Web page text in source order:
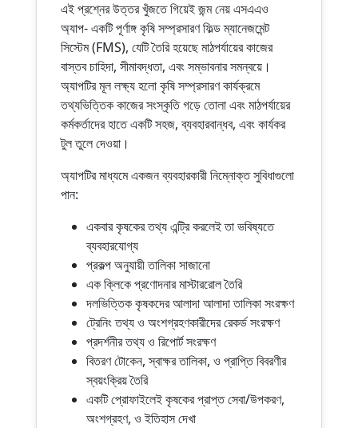
এই প্রশ্নের উত্তর খুঁজতে গিয়েই জন্ম নেয় এসএএও
অ্যাপ- একটি পূর্ণাঙ্গ কৃষি সম্প্রসারণ ফিল্ড ম্যানেজমেন্ট
সিস্টেম (FMS), যেটি তৈরি হয়েছে মাঠপর্যায়ের কাজের
বাস্তব চাহিদা, সীমাবদ্ধতা, এবং সম্ভাবনার সমন্বয়ে।
অ্যাপটির মূল লক্ষ্য হলো কৃষি সম্প্রসারণ কার্যক্রমে
তথ্যভিত্তিক কাজের সংস্কৃতি গড়ে তোলা এবং মাঠপর্যায়ের
কর্মকর্তাদের হাতে একটি সহজ, ব্যবহারবান্ধব, এবং কার্যকর
টুল তুলে দেওয়া।
অ্যাপটির মাধ্যমে একজন ব্যবহারকারী নিম্নোক্ত সুবিধাগুলো
পান:
একবার কৃষকের তথ্য এন্ট্রি করলেই তা ভবিষ্যতে
ব্যবহারযোগ্য
প্রকল্প অনুযায়ী তালিকা সাজানো
এক ক্লিকে প্রণোদনার মাস্টাররোল তৈরি
দলভিত্তিক কৃষকদের আলাদা আলাদা তালিকা সংরক্ষণ
ট্রেনিং তথ্য ও অংশগ্রহণকারীদের রেকর্ড সংরক্ষণ
প্রদর্শনীর তথ্য ও রিপোর্ট সংরক্ষণ
বিতরণ টোকেন, স্বাক্ষর তালিকা, ও প্রাপ্তি বিবরণীর
স্বয়ংক্রিয় তৈরি
একটি প্রোফাইলেই কৃষকের প্রাপ্ত সেবা/উপকরণ,
অংশগ্রহণ, ও ইতিহাস দেখা